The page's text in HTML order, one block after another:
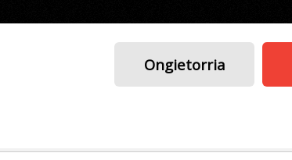
Ongietorria